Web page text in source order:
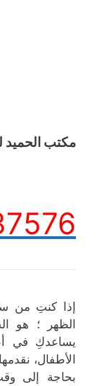
مكتب الحميد
إذا كنتِ من
الظهر ؛ هو
يساعدكِ في
الأطفال،
بحاجة إلى